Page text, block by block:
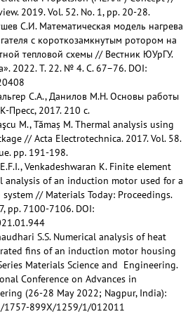
2019. Vol. 52. No. 1, pp. 20-28.
С.И. Математическая модель нагрева
с короткозамкнутым ротором на
тепловой схемы // Вестник ЮУрГУ.
2022. Т. 22. № 4. С. 67–76. DOI:
С.А., Данилов М.Н. Основы работы
Пресс, 2017. 210 с.
M., Tămaș M. Thermal analysis using
// Acta Electrotechnica. 2017. Vol. 58.
pp. 191-198.
Venkadeshwaran K. Finite element
analysis of an induction motor used for a
// Materials Today: Proceedings.
pp. 7100-7106. DOI:
S.S. Numerical analysis of heat
fins of an induction motor housing
Materials Science and Engineering.
Conference on Advances in
(26-28 May 2022; Nagpur, India):
1757-899X/1259/1/012011